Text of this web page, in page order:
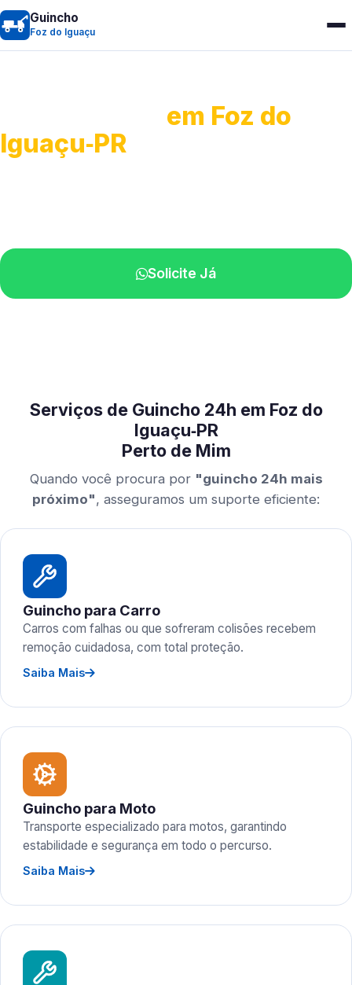
Guincho
Foz do Iguaçu
em Foz do
Iguaçu‑PR
Solicite Já
Serviços de Guincho 24h em Foz do
Iguaçu‑PR
Perto de Mim
Quando você procura por "guincho 24h mais
próximo", asseguramos um suporte eficiente:
Guincho para Carro
Carros com falhas ou que sofreram colisões recebem
remoção cuidadosa, com total proteção.
Saiba Mais
Guincho para Moto
Transporte especializado para motos, garantindo
estabilidade e segurança em todo o percurso.
Saiba Mais